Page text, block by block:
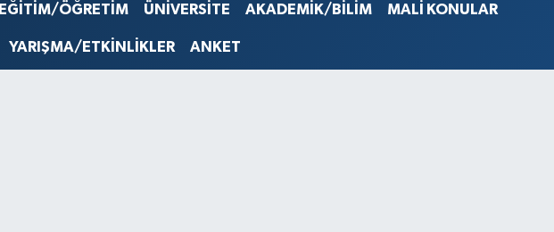
STERLİN
EĞİTİM/ÖĞRETİM ÜNİVERSİTE AKADEMİK/BİLİM MALİ KONULAR
YARIŞMA/ETKİNLİKLER ANKET